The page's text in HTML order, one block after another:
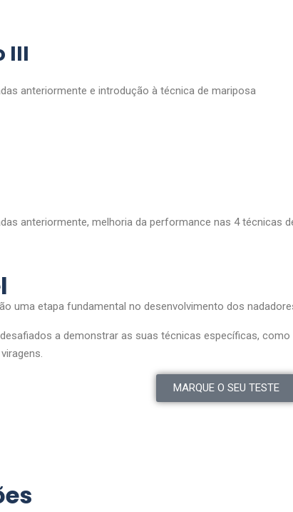
III
anteriormente e introdução à técnica de mariposa
anteriormente, melhoria da performance nas 4 técnicas
uma etapa fundamental no desenvolvimento dos
a demonstrar as suas técnicas específicas,
MARQUE O SEU TESTE